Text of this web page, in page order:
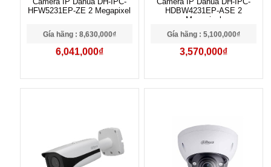
HFW5231EP-ZE 2 Megapixel
Gía hãng : 8,630,000₫
6,041,000₫
HDBW4231EP-ASE 2
Megapixel
Gía hãng : 5,100,000₫
3,570,000₫